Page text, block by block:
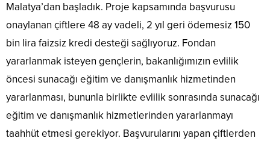
Malatya’dan başladık. Proje kapsamında başvurusu
onaylanan çiftlere 48 ay vadeli, 2 yıl geri ödemesiz 150
bin lira faizsiz kredi desteği sağlıyoruz. Fondan
yararlanmak isteyen gençlerin, bakanlığımızın evlilik
öncesi sunacağı eğitim ve danışmanlık hizmetinden
yararlanması, bununla birlikte evlilik sonrasında sunacağı
eğitim ve danışmanlık hizmetlerinden yararlanmayı
taahhüt etmesi gerekiyor. Başvurularını yapan çiftlerden